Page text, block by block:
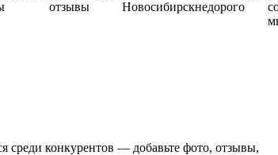
отзывы
Новосибирскнедорого
среди конкурентов — добавьте фото, отзывы,